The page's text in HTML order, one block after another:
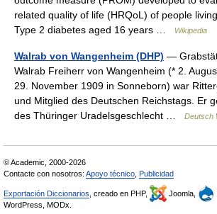
related quality of life (HRQoL) of people
Type 2 diabetes aged 16 years …
Wikipedia
Walrab von Wangenheim (DHP) —
Walrab Freiherr von Wangenheim (* 2.
29. November 1909 in Sonneborn) war
und Mitglied des Deutschen Reichstags. Er
des Thüringer Uradelsgeschlecht …
Deutsch
© Academic, 2000-2026
Contacte con nosotros: Apoyo técnico Publicidad
Exportación Diccionarios , creado en PHP, Joomla,
WordPress, MODx.